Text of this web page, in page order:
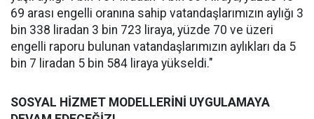
69 arası engelli oranına sahip vatandaşlarımızın aylığı 3
bin 338 liradan 3 bin 723 liraya, yüzde 70 ve üzeri
engelli raporu bulunan vatandaşlarımızın aylıkları da 5
bin 7 liradan 5 bin 584 liraya yükseldi."
SOSYAL HİZMET MODELLERİNİ UYGULAMAYA